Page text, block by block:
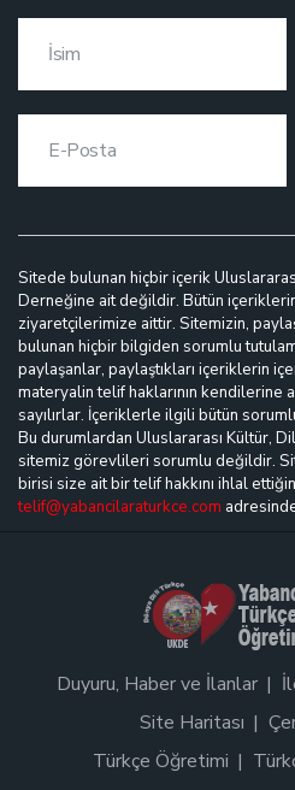
Sitede bulunan hiçbir içerik
Derneğine ait değildir. Bütün
ziyaretçilerimize aittir. Sitemizin,
bulunan hiçbir bilgiden sorumlu
paylaşanlar, paylaştıkları içeriklerin
materyalin telif haklarının kendilerine
sayılırlar. İçeriklerle ilgili bütün
Bu durumlardan Uluslararası Kültür,
sitemiz görevlileri sorumlu değildir.
birisi size ait bir telif hakkını ihlal
telif@yabancilaraturkce.com
Duyuru, Haber ve İlanlar
Site Haritası
Türkçe Öğretimi